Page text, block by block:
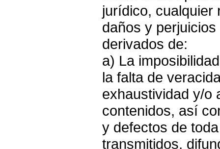
jurídico, cualquier
daños y
derivados de:
a) La
la falta de
exhaustividad y/o
contenidos, así
y defectos de
transmitidos,